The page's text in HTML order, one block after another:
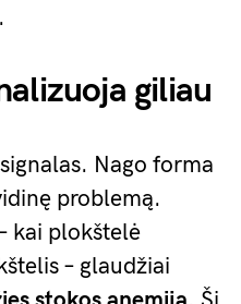
giliau
Nago forma
problemą.
kai plokštelė
– glaudžiai